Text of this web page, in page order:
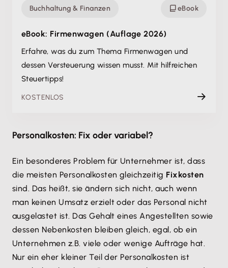
Buchhaltung & Finanzen eBook
eBook: Firmenwagen (Auflage 2026)
Erfahre, was du zum Thema Firmenwagen und
dessen Versteuerung wissen musst. Mit hilfreichen
Steuertipps!
KOSTENLOS
Personalkosten: Fix oder variabel?
Ein besonderes Problem für Unternehmer ist, dass
die meisten Personalkosten gleichzeitig Fixkosten
sind. Das heißt, sie ändern sich nicht, auch wenn
man keinen Umsatz erzielt oder das Personal nicht
ausgelastet ist. Das Gehalt eines Angestellten sowie
dessen Nebenkosten bleiben gleich, egal, ob ein
Unternehmen z.B. viele oder wenige Aufträge hat.
Nur ein eher kleiner Teil der Personalkosten ist